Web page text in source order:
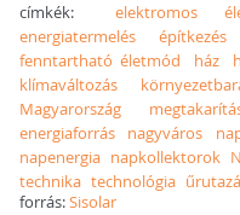
címkék: elektromos
energiatermelés
építkezés
fenntartható életmód
ház
klímaváltozás
Magyarország
energiaforrás
nagyváros
napenergia napkollektorok
technika technológia
forrás:Sisolar